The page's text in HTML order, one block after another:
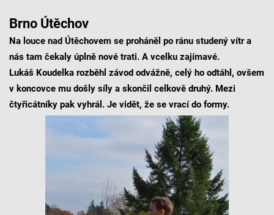
Brno Útěchov
Na louce nad Útěchovem se proháněl po ránu studený vítr a
nás tam čekaly úplně nové trati. A vcelku zajímavé.
Lukáš Koudelka rozběhl závod odvážně, celý ho odtáhl, ovšem
v koncovce mu došly síly a skončil celkově druhý. Mezi
čtyřicátníky pak vyhrál. Je vidět, že se vrací do formy.